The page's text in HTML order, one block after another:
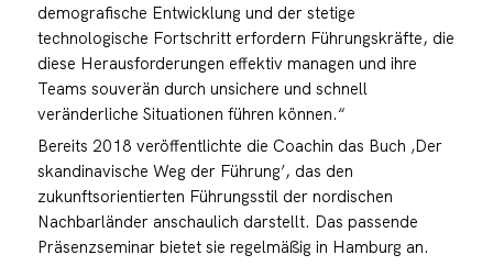
demografische Entwicklung und der stetige
technologische Fortschritt erfordern Führungskräfte, die
diese Herausforderungen effektiv managen und ihre
Teams souverän durch unsichere und schnell
veränderliche Situationen führen können.“
Bereits 2018 veröffentlichte die Coachin das Buch ‚Der
skandinavische Weg der Führung’, das den
zukunftsorientierten Führungsstil der nordischen
Nachbarländer anschaulich darstellt. Das passende
Präsenzseminar bietet sie regelmäßig in Hamburg an.